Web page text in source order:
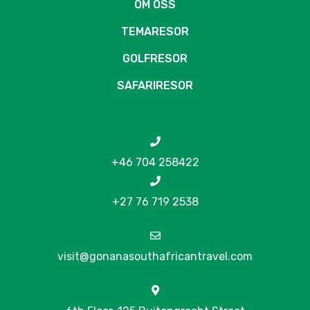
OM OSS
TEMARESOR
GOLFRESOR
SAFARIRESOR
+46 704 258422
+27 76 719 2538
visit@gonanasouthafricantravel.com